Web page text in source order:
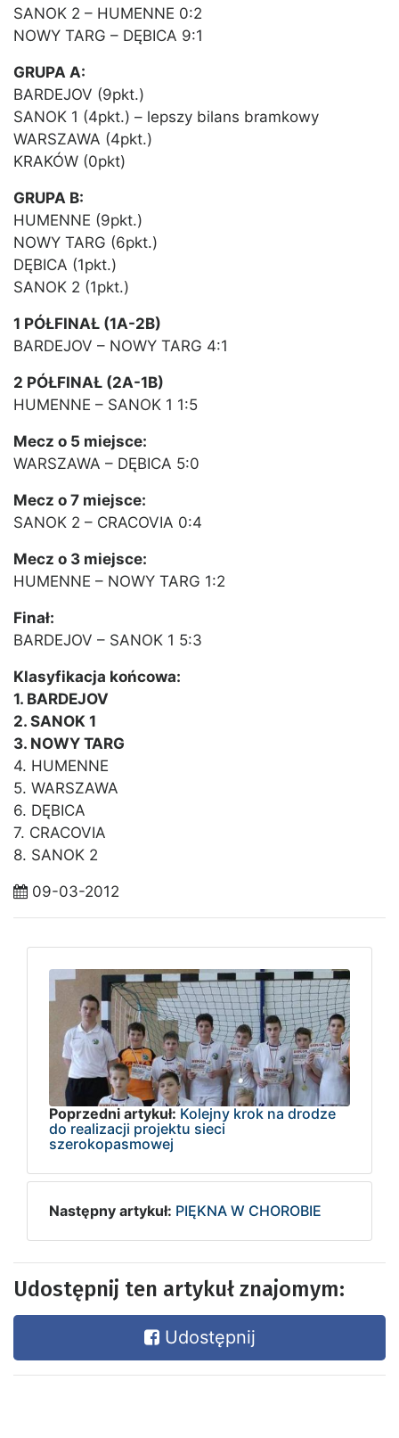
SANOK 2 – HUMENNE 0:2
NOWY TARG – DĘBICA 9:1
GRUPA A:
BARDEJOV (9pkt.)
SANOK 1 (4pkt.) – lepszy bilans bramkowy
WARSZAWA (4pkt.)
KRAKÓW (0pkt)
GRUPA B:
HUMENNE (9pkt.)
NOWY TARG (6pkt.)
DĘBICA (1pkt.)
SANOK 2 (1pkt.)
1 PÓŁFINAŁ (1A-2B)
BARDEJOV – NOWY TARG 4:1
2 PÓŁFINAŁ (2A-1B)
HUMENNE – SANOK 1 1:5
Mecz o 5 miejsce:
WARSZAWA – DĘBICA 5:0
Mecz o 7 miejsce:
SANOK 2 – CRACOVIA 0:4
Mecz o 3 miejsce:
HUMENNE – NOWY TARG 1:2
Finał:
BARDEJOV – SANOK 1 5:3
Klasyfikacja końcowa:
1. BARDEJOV
2. SANOK 1
3. NOWY TARG
4. HUMENNE
5. WARSZAWA
6. DĘBICA
7. CRACOVIA
8. SANOK 2
09-03-2012
Poprzedni artykuł: Kolejny krok na drodze
do realizacji projektu sieci
szerokopasmowej
Następny artykuł: PIĘKNA W CHOROBIE
Udostępnij ten artykuł znajomym:
Udostępnij